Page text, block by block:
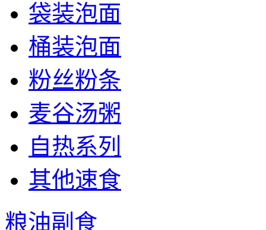
袋装泡面
桶装泡面
粉丝粉条
麦谷汤粥
自热系列
其他速食
粮油副食